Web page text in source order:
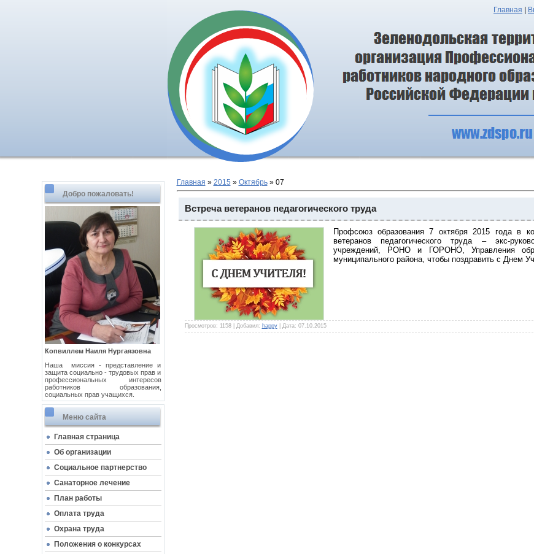
Главная
Добро пожаловать!
Копвиллем Наиля Нургаязовна
Наша миссия - представление и
защита социально - трудовых прав и
профессиональных интересов
работников образования,
социальных прав учащихся.
Меню сайта
Главная страница
Об организации
Социальное партнерство
Cанаторное лечение
План работы
Оплата труда
Охрана труда
Положения о конкурсах
Главная » 2015 » Октябрь » 07
Встреча ветеранов педагогического труда
Профсоюз образования 7 октября 2015 года в
ветеранов педагогического труда – экс-
учреждений, РОНО и ГОРОНО, Управления
муниципального района, чтобы поздравить с Днем
Просмотров: 1158 Добавил: happy Дата: 07.10.2015